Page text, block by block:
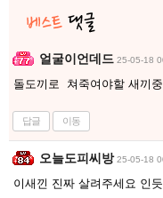
얼굴이언데드 25-05-18
돌도끼로 쳐죽여야할 새끼
답글 이동
오늘도피씨방 25-05-18
이새낀 진짜 살려주세요 인